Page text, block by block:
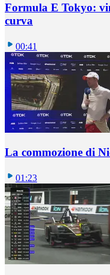
Formula E Tokyo:
curva
00:41
La commozione di
01:23